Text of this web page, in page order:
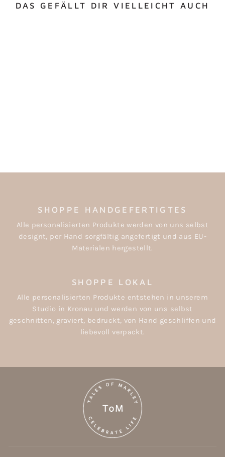
DAS GEFÄLLT DIR VIELLEICHT AUCH
SHOPPE HANDGEFERTIGTES
Alle personalisierten Produkte werden von uns selbst
designt, per Hand sorgfältig angefertigt und aus EU-
Materialen hergestellt.
SHOPPE LOKAL
Alle personalisierten Produkte entstehen in unserem
Studio in Kronau und werden von uns selbst
geschnitten, graviert, bedruckt, von Hand geschliffen und
liebevoll verpackt.